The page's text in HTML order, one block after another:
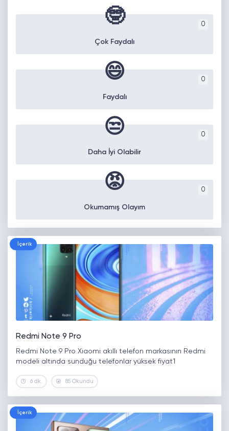
0
🤓
Çok Faydalı
0
😄
Faydalı
0
😒
Daha İyi Olabilir
0
😡
Okumamış Olayım
İçerik
Redmi Note 9 Pro
Redmi Note 9 Pro Xiaomi akıllı telefon markasının Redmi
modeli altında sunduğu telefonlar yüksek fiyat1
6 dk. 85 Okundu
İçerik